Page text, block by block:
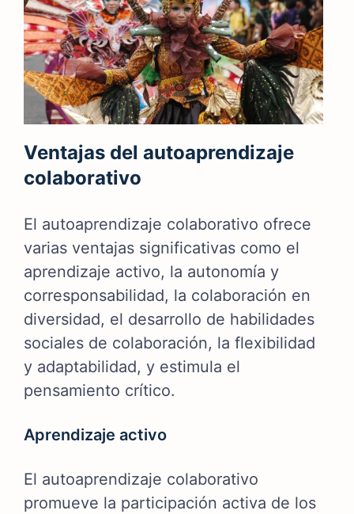
Ventajas del autoaprendizaje
colaborativo
El autoaprendizaje colaborativo ofrece
varias ventajas significativas como el
aprendizaje activo, la autonomía y
corresponsabilidad, la colaboración en
diversidad, el desarrollo de habilidades
sociales de colaboración, la flexibilidad
y adaptabilidad, y estimula el
pensamiento crítico.
Aprendizaje activo
El autoaprendizaje colaborativo
promueve la participación activa de los